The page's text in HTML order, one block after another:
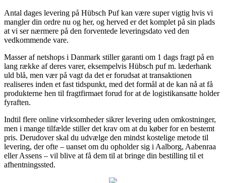
Antal dages levering på Hübsch Puf kan være super vigtig hvis vi
mangler din ordre nu og her, og herved er det komplet på sin plads
at vi ser nærmere på den forventede leveringsdato ved den
vedkommende vare.
Masser af netshops i Danmark stiller garanti om 1 dags fragt på en
lang række af deres varer, eksempelvis Hübsch puf m. læderhank
uld blå, men vær på vagt da det er forudsat at transaktionen
realiseres inden et fast tidspunkt, med det formål at de kan nå at få
produkterne hen til fragtfirmaet forud for at de logistikansatte holder
fyraften.
Indtil flere online virksomheder sikrer levering uden omkostninger,
men i mange tilfælde stiller det krav om at du køber for en bestemt
pris. Derudover skal du udvælge den mindst kostelige metode til
levering, der ofte – uanset om du opholder sig i Aalborg, Aabenraa
eller Assens – vil blive at få dem til at bringe din bestilling til et
afhentningssted.